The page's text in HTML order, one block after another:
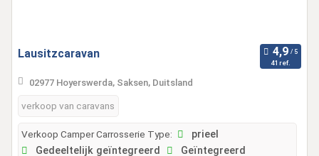
Lausitzcaravan
41 ref.
02977 Hoyerswerda, Saksen, Duitsland
verkoop van caravans
Verkoop Camper Carrosserie Type:
prieel
Gedeeltelijk geïntegreerd
Geïntegreerd